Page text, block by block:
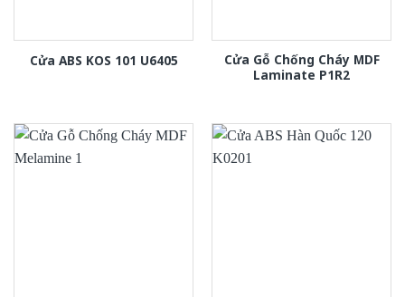
Cửa ABS KOS 101 U6405
Cửa Gỗ Chống Cháy MDF
Laminate P1R2